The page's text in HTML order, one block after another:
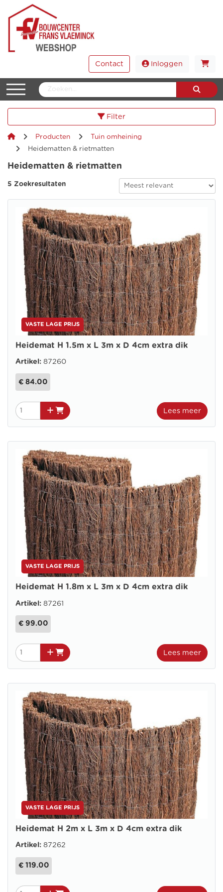
Contact Inloggen
Filter
Producten
Tuin omheining
Heidematten & rietmatten
Heidematten & rietmatten
5 Zoekresultaten
VASTE LAGE PRIJS
Heidemat H 1.5m x L 3m x D 4cm extra dik
Artikel: 87260
€ 84.00
Lees meer
VASTE LAGE PRIJS
Heidemat H 1.8m x L 3m x D 4cm extra dik
Artikel: 87261
€ 99.00
Lees meer
VASTE LAGE PRIJS
Heidemat H 2m x L 3m x D 4cm extra dik
Artikel: 87262
€ 119.00